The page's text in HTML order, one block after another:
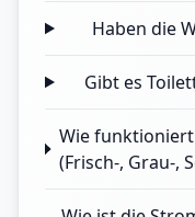
Haben die
Gibt es
Wie
(Frisch-, Grau-,